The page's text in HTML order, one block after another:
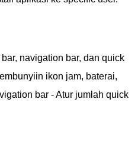
navigation bar, dan quick
ikon jam, baterai,
bar - Atur jumlah quick